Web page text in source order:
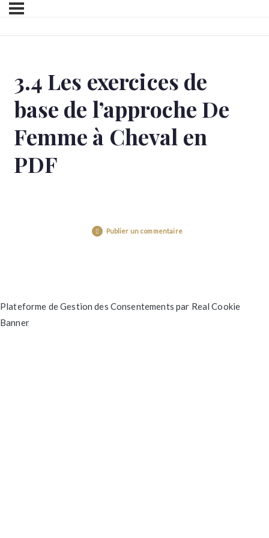
3.4 Les exercices de
base de l’approche De
Femme à Cheval en
PDF
Publier un commentaire
Plateforme de Gestion des Consentements par Real Cookie
Banner